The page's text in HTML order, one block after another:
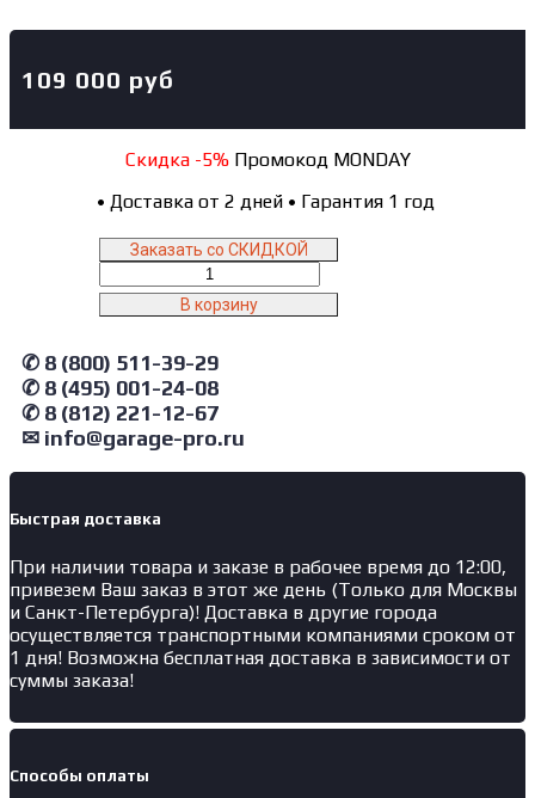
109 000 руб
Скидка -5%Промокод MONDAY
• Доставка от 2 дней • Гарантия 1 год
Заказать со СКИДКОЙ
товара
4638N(B)
NORDBERG
Станок
шиномонтажный
полуавтомат,
двухскоростной,
380
синий
В корзину
✆ 8 (800) 511-39-29
✆ 8 (495) 001-24-08
✆ 8 (812) 221-12-67
✉ info@garage-pro.ru
Быстрая доставка
При наличии товара и заказе в рабочее время до 12:00,
привезем Ваш заказ в этот же день (Только для Москвы
и Санкт-Петербурга)! Доставка в другие города
осуществляется транспортными компаниями сроком от
1 дня! Возможна бесплатная доставка в зависимости от
суммы заказа!
Способы оплаты